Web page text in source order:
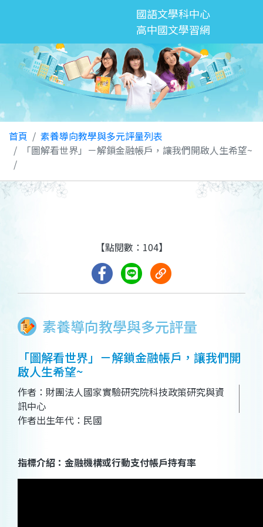
國語文學科中心
高中國文學習網
首頁
素養導向教學與多元評量列表
「圖解看世界」－解鎖金融帳戶，讓我們開啟人生希望~
【點閱數：104】
素養導向教學與多元評量
「圖解看世界」－解鎖金融帳戶，讓我們開
啟人生希望~
作者：財團法人國家實驗研究院科技政策研究與資
訊中心
作者出生年代：民國
指標介紹：金融機構或行動支付帳戶持有率